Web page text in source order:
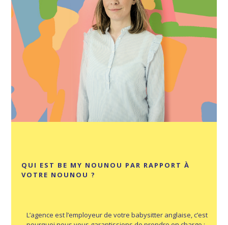
QUI EST BE MY NOUNOU PAR RAPPORT À
VOTRE NOUNOU ?
L’agence est l’employeur de votre babysitter anglaise, c’est